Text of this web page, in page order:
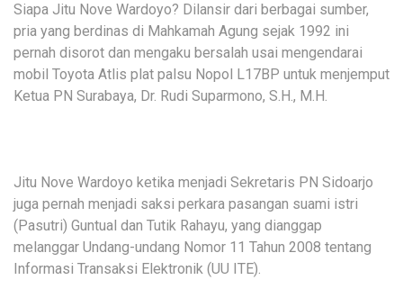
Siapa Jitu Nove Wardoyo? Dilansir dari berbagai sumber,
pria yang berdinas di Mahkamah Agung sejak 1992 ini
pernah disorot dan mengaku bersalah usai mengendarai
mobil Toyota Atlis plat palsu Nopol L17BP untuk menjemput
Ketua PN Surabaya, Dr. Rudi Suparmono, S.H., M.H.
Jitu Nove Wardoyo ketika menjadi Sekretaris PN Sidoarjo
juga pernah menjadi saksi perkara pasangan suami istri
(Pasutri) Guntual dan Tutik Rahayu, yang dianggap
melanggar Undang-undang Nomor 11 Tahun 2008 tentang
Informasi Transaksi Elektronik (UU ITE).